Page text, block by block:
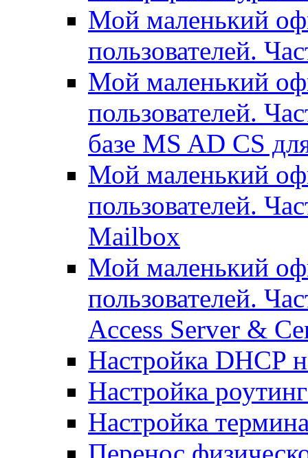
Мой маленький
пользователей.
Мой маленький
пользователей.
базе MS AD CS
Мой маленький
пользователей.
Mailbox
Мой маленький
пользователей.
Access Server &
Настройка DHCP
Настройка
Настройка